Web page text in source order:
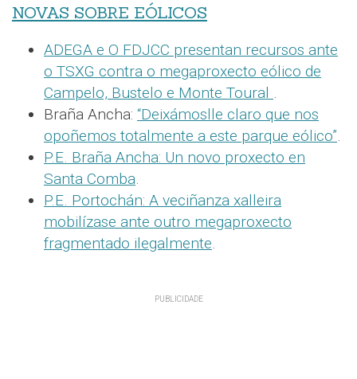
NOVAS SOBRE EÓLICOS
ADEGA e O FDJCC presentan recursos ante
o TSXG contra o megaproxecto eólico de
Campelo, Bustelo e Monte Toural .
Braña Ancha: “Deixámoslle claro que nos
opoñemos totalmente a este parque eólico”.
P.E. Braña Ancha: Un novo proxecto en
Santa Comba.
P.E. Portochán: A veciñanza xalleira
mobilízase ante outro megaproxecto
fragmentado ilegalmente.